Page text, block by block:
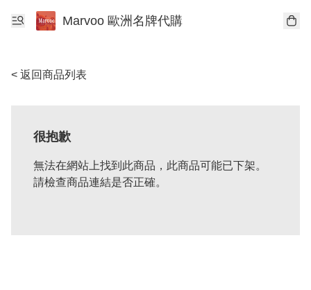
Marvoo 歐洲名牌代購
< 返回商品列表
很抱歉
無法在網站上找到此商品，此商品可能已下架。
請檢查商品連結是否正確。